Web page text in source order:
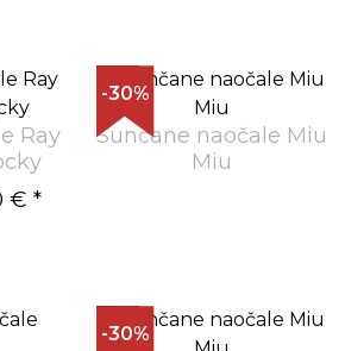
Ray
€ *
-30%
Sunčane naočale Miu
Miu
-30%